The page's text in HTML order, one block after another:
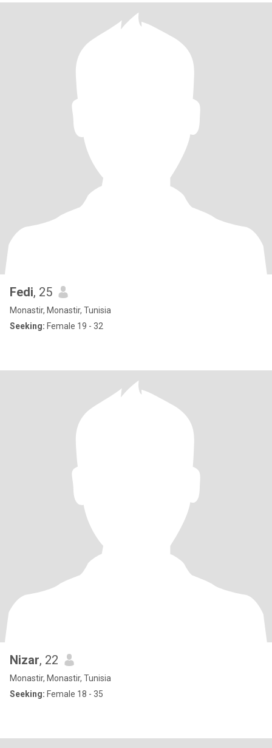
Fedi, 25
Monastir, Monastir, Tunisia
Seeking: Female 19 - 32
Nizar, 22
Monastir, Monastir, Tunisia
Seeking: Female 18 - 35